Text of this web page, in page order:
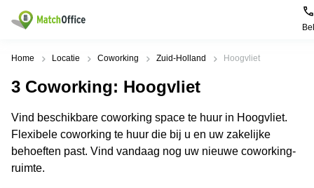
Bel
Huren / Verhuren
Productpagina's
Kantoorruimten
Business
Centers
Populaire
Alkmaar
Amsterdam
Oost
Populaire
Kantoorruimte
in Breda
Kantoor
Help
Over ons
Voeg je kantoorruimte toe
Home Locatie Coworking Zuid-Holland Hoogvliet
3 Coworking: Hoogvliet
Vind beschikbare coworking space te huur in Hoogvliet.
Flexibele coworking te huur die bij u en uw zakelijke
behoeften past. Vind vandaag nog uw nieuwe coworking-
ruimte.